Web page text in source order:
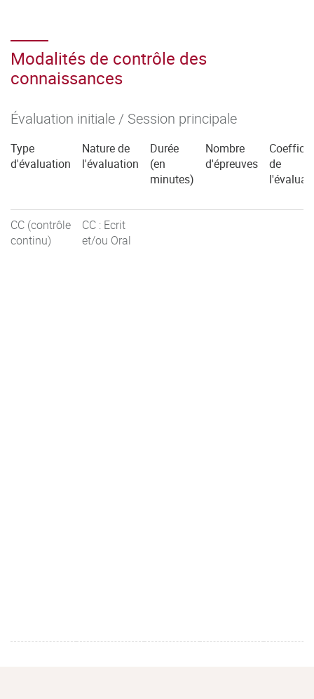
Modalités de contrôle des
connaissances
Évaluation initiale / Session principale
Type
d'évaluation
Nature de
l'évaluation
Durée
(en
minutes)
Nombre
d'épreuves
de
CC (contrôle
continu)
CC : Ecrit
et/ou Oral